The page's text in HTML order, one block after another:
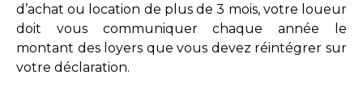
d’achat ou location de plus de 3 mois, votre loueur
doit vous communiquer chaque année le
montant des loyers que vous devez réintégrer sur
votre déclaration.